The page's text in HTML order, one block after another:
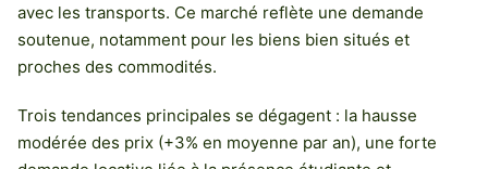
avec les transports. Ce marché reflète une demande
soutenue, notamment pour les biens bien situés et
proches des commodités.
Trois tendances principales se dégagent : la hausse
modérée des prix (+3% en moyenne par an), une forte